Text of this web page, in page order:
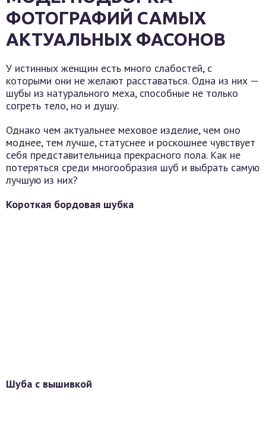
ФОТОГРАФИЙ САМЫХ
АКТУАЛЬНЫХ ФАСОНОВ
У истинных женщин есть много слабостей, с
которыми они не желают расставаться. Одна из них —
шубы из натурального меха, способные не только
согреть тело, но и душу.
Однако чем актуальнее меховое изделие, чем оно
моднее, тем лучше, статуснее и роскошнее чувствует
себя представительница прекрасного пола. Как не
потеряться среди многообразия шуб и выбрать самую
лучшую из них?
Короткая бордовая шубка
Шуба с вышивкой